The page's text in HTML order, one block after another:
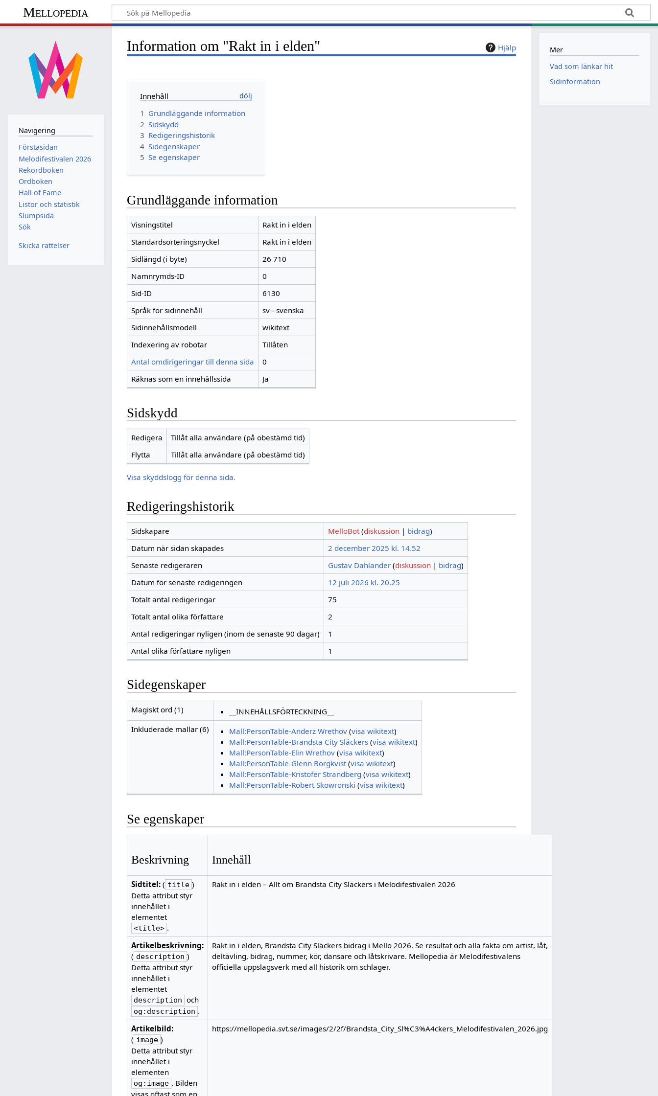
Mellopedia
Hjälp
Information om "Rakt in i elden"
Innehåll
1 Grundläggande information
2 Sidskydd
3 Redigeringshistorik
4 Sidegenskaper
5 Se egenskaper
Grundläggande information
Visningstitel
Rakt in i elden
Standardsorteringsnyckel
Rakt in i elden
Sidlängd (i byte)
26 710
Namnrymds-ID
0
Sid-ID
6130
Språk för sidinnehåll
sv - svenska
Sidinnehållsmodell
wikitext
Indexering av robotar
Tillåten
Antal omdirigeringar till denna sida
0
Räknas som en innehållssida
Ja
Sidskydd
Redigera
Tillåt alla användare (på obestämd tid)
Flytta
Tillåt alla användare (på obestämd tid)
Visa skyddslogg för denna sida.
Redigeringshistorik
Sidskapare MelloBot (diskussion| bidrag)
Datum när sidan skapades
2 december 2025 kl. 14.52
Senaste redigeraren
Gustav Dahlander (diskussion| bidrag)
Datum för senaste redigeringen
12 juli 2026 kl. 20.25
Totalt antal redigeringar
75
Totalt antal olika författare
2
Antal redigeringar nyligen (inom de senaste 90 dagar)
1
Antal olika författare nyligen
1
Sidegenskaper
Magiskt ord (1)
__INNEHÅLLSFÖRTECKNING__
Inkluderade mallar (6)
Mall:PersonTable-Anderz Wrethov (visa wikitext)
Mall:PersonTable-Brandsta City Släckers (visa wikitext)
Mall:PersonTable-Elin Wrethov (visa wikitext)
Mall:PersonTable-Glenn Borgkvist(visa wikitext)
Mall:PersonTable-Kristofer Strandberg (visa wikitext)
Mall:PersonTable-Robert Skowronski (visa wikitext)
Se egenskaper
Beskrivning Innehåll
Sidtitel:( title )
Detta attribut styr
innehållet i
elementet
<title> .
Rakt in i elden – Allt om Brandsta City Släckers i Melodifestivalen 2026
Artikelbeskrivning:
( description )
Detta attribut styr
innehållet i
elementet
description och
og:description .
Rakt in i elden, Brandsta City Släckers bidrag i Mello 2026. Se resultat och alla fakta om artist, låt,
deltävling, bidrag, nummer, kör, dansare och låtskrivare. Mellopedia är Melodifestivalens
officiella uppslagsverk med all historik om schlager.
Artikelbild:
( image )
Detta attribut styr
innehållet i
elementen
og:image . Bilden
https://mellopedia.svt.se/images/2/2f/Brandsta_City_Sl%C3%A4ckers_Melodifestivalen_2026.jpg
Navigering
Förstasidan
Melodifestivalen 2026
Rekordboken
Ordboken
Hall of Fame
Listor och statistik
Slumpsida
Sök
Skicka rättelser
Mer
Vad som länkar hit
Sidinformation